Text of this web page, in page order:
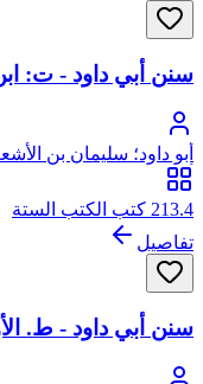
سنن أبي داود - ت:
أبو داود؛ سليمان بن
أبو داود
213.4 كتب الكتب الستة
تفاصيل
سنن أبي داود - ط.